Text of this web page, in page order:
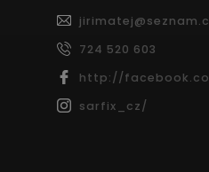
jirimatej@
724 520 603
http://
sarfix_cz/